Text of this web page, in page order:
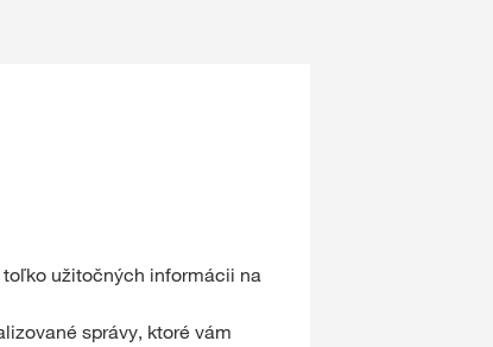
užitočných informácii na
správy, ktoré vám